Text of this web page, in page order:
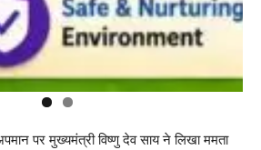
पर मुख्यमंत्री विष्णु देव साय ने लिखा ममता